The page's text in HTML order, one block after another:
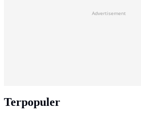
Advertisement
Terpopuler